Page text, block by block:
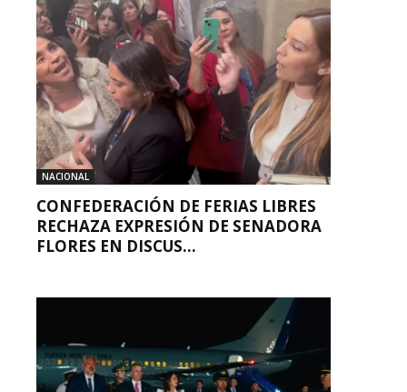
NACIONAL
CONFEDERACIÓN DE FERIAS LIBRES
RECHAZA EXPRESIÓN DE SENADORA
FLORES EN DISCUS...